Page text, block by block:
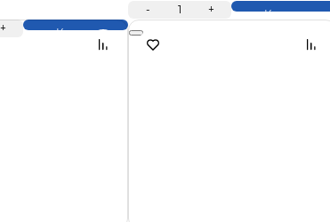
+ Купить
- 1 + Купить